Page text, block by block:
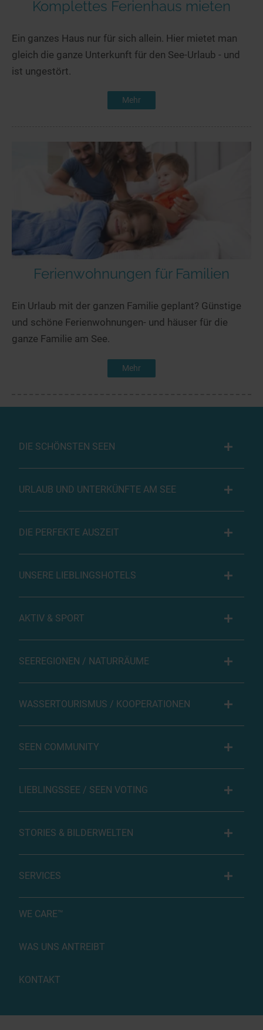
Komplettes Ferienhaus mieten
Ein ganzes Haus nur für sich allein. Hier mietet man
gleich die ganze Unterkunft für den See-Urlaub - und
ist ungestört.
Mehr
Ferienwohnungen für Familien
Ein Urlaub mit der ganzen Familie geplant? Günstige
und schöne Ferienwohnungen- und häuser für die
ganze Familie am See.
Mehr
DIE SCHÖNSTEN SEEN
URLAUB UND UNTERKÜNFTE AM SEE
DIE PERFEKTE AUSZEIT
UNSERE LIEBLINGSHOTELS
AKTIV & SPORT
SEEREGIONEN / NATURRÄUME
WASSERTOURISMUS / KOOPERATIONEN
SEEN COMMUNITY
LIEBLINGSSEE / SEEN VOTING
STORIES & BILDERWELTEN
SERVICES
WE CARE™
WAS UNS ANTREIBT
KONTAKT